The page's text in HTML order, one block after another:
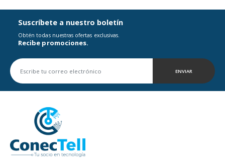
Suscríbete a nuestro boletín
Obtén todas nuestras ofertas exclusivas.
Recibe promociones.
ENVIAR